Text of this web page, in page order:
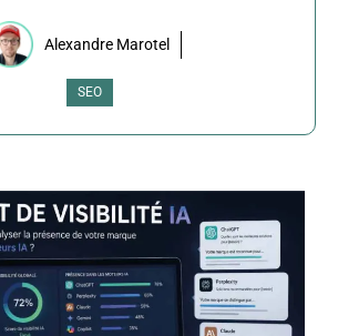
Alexandre Marotel
SEO